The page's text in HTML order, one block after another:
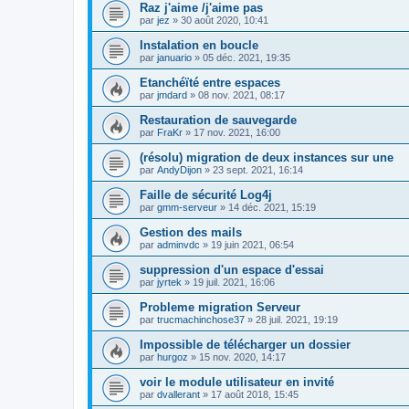
Raz j'aime /j'aime pas
par jez » 30 août 2020, 10:41
Instalation en boucle
par januario » 05 déc. 2021, 19:35
Etanchéïté entre espaces
par jmdard » 08 nov. 2021, 08:17
Restauration de sauvegarde
par FraKr » 17 nov. 2021, 16:00
(résolu) migration de deux instances sur une
par AndyDijon » 23 sept. 2021, 16:14
Faille de sécurité Log4j
par gmm-serveur » 14 déc. 2021, 15:19
Gestion des mails
par adminvdc » 19 juin 2021, 06:54
suppression d'un espace d'essai
par jyrtek » 19 juil. 2021, 16:06
Probleme migration Serveur
par trucmachinchose37 » 28 juil. 2021, 19:19
Impossible de télécharger un dossier
par hurgoz » 15 nov. 2020, 14:17
voir le module utilisateur en invité
par dvallerant » 17 août 2018, 15:45